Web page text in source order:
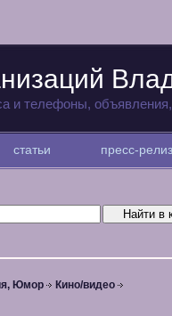
и телефоны,
статьи пресс-
Юмор Кино/видео